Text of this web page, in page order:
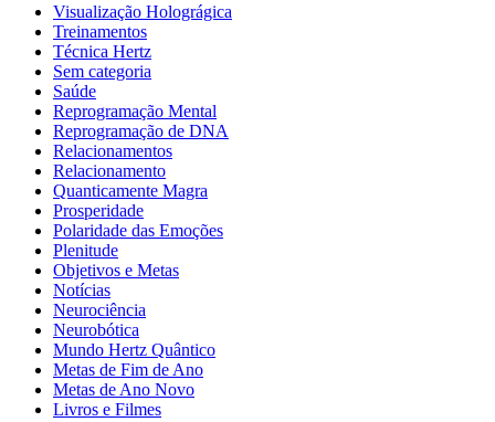
Visualização Holográgica
Treinamentos
Técnica Hertz
Sem categoria
Saúde
Reprogramação Mental
Reprogramação de DNA
Relacionamentos
Relacionamento
Quanticamente Magra
Prosperidade
Polaridade das Emoções
Plenitude
Objetivos e Metas
Notícias
Neurociência
Neurobótica
Mundo Hertz Quântico
Metas de Fim de Ano
Metas de Ano Novo
Livros e Filmes